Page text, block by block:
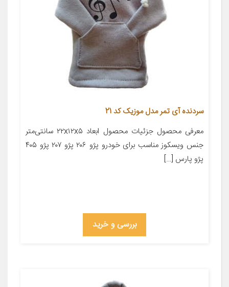
سردنده آی تمر مدل موزیک کد 21
معرفی محصول جزئیات محصول ابعاد ۲۲x۱۲x۵ سانتی‌متر
جنس ویسکوز مناسب برای خودرو پژو ۲۰۶ پژو ۲۰۷ پژو ۴۰۵
پژو پارس […]
بررسی و خرید